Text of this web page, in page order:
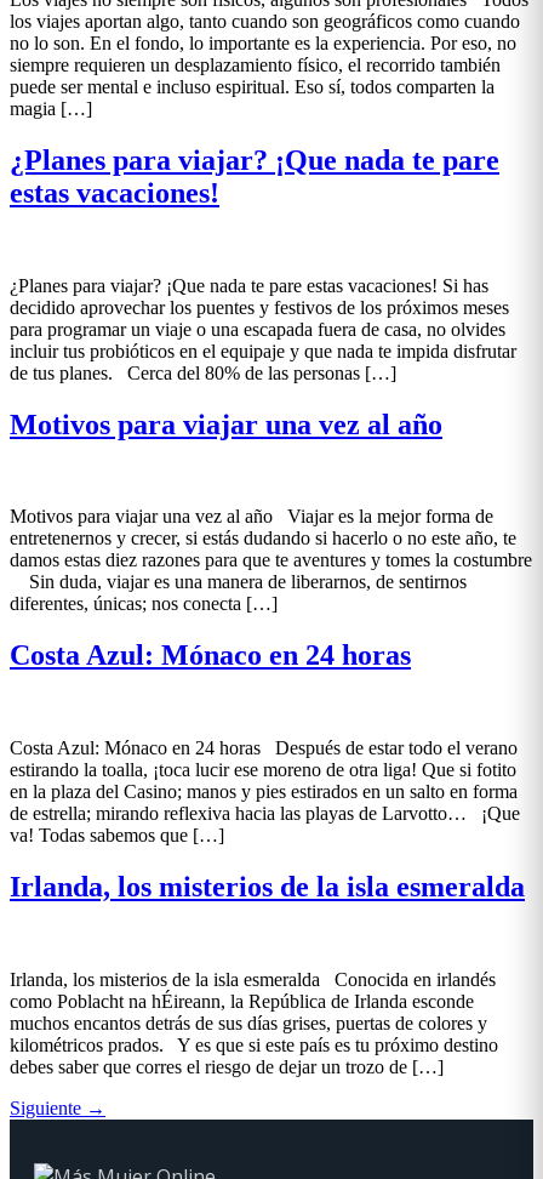
los viajes aportan algo, tanto cuando son geográficos como cuando
no lo son. En el fondo, lo importante es la experiencia. Por eso, no
siempre requieren un desplazamiento físico, el recorrido también
puede ser mental e incluso espiritual. Eso sí, todos comparten la
magia […]
¿Planes para viajar? ¡Que nada te pare
estas vacaciones!
¿Planes para viajar? ¡Que nada te pare estas vacaciones! Si has
decidido aprovechar los puentes y festivos de los próximos meses
para programar un viaje o una escapada fuera de casa, no olvides
incluir tus probióticos en el equipaje y que nada te impida disfrutar
de tus planes. Cerca del 80% de las personas […]
Motivos para viajar una vez al año
Motivos para viajar una vez al año Viajar es la mejor forma de
entretenernos y crecer, si estás dudando si hacerlo o no este año, te
damos estas diez razones para que te aventures y tomes la costumbre
Sin duda, viajar es una manera de liberarnos, de sentirnos
diferentes, únicas; nos conecta […]
Costa Azul: Mónaco en 24 horas
Costa Azul: Mónaco en 24 horas Después de estar todo el verano
estirando la toalla, ¡toca lucir ese moreno de otra liga! Que si fotito
en la plaza del Casino; manos y pies estirados en un salto en forma
de estrella; mirando reflexiva hacia las playas de Larvotto… ¡Que
va! Todas sabemos que […]
Irlanda, los misterios de la isla esmeralda
Irlanda, los misterios de la isla esmeralda Conocida en irlandés
como Poblacht na hÉireann, la República de Irlanda esconde
muchos encantos detrás de sus días grises, puertas de colores y
kilométricos prados. Y es que si este país es tu próximo destino
debes saber que corres el riesgo de dejar un trozo de […]
Siguiente →